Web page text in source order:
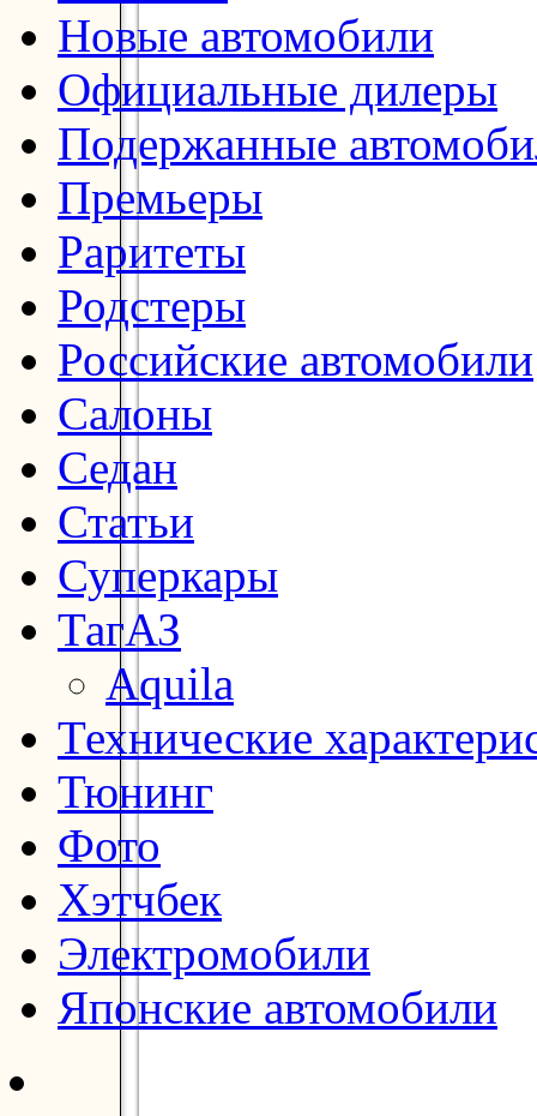
Новые автомобили
Официальные дилеры
Подержанные
Премьеры
Раритеты
Родстеры
Российские автомобили
Салоны
Седан
Статьи
Суперкары
ТагАЗ
Aquila
Технические
Тюнинг
Фото
Хэтчбек
Электромобили
Японские автомобили